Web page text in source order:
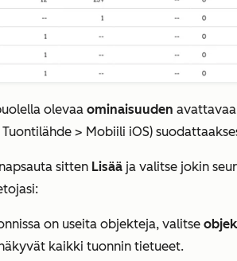
olevaa ominaisuuden
Tuontilähde > Mobiili iOS)
sitten Lisää ja valitse jokin
on useita objekteja, valitse
kaikki tuonnin tietueet.